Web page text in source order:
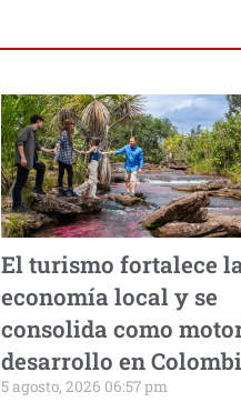
El turismo fortalece
economía local y se
consolida como
desarrollo en
5 agosto, 2026 06:57 pm